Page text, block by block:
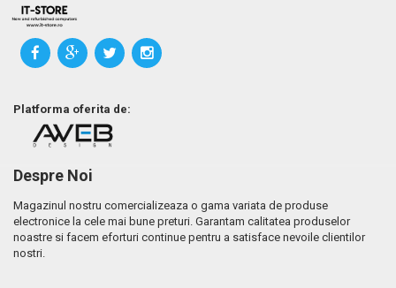
Platforma oferita de:
Despre Noi
Magazinul nostru comercializeaza o gama variata de produse
electronice la cele mai bune preturi. Garantam calitatea produselor
noastre si facem eforturi continue pentru a satisface nevoile clientilor
nostri.